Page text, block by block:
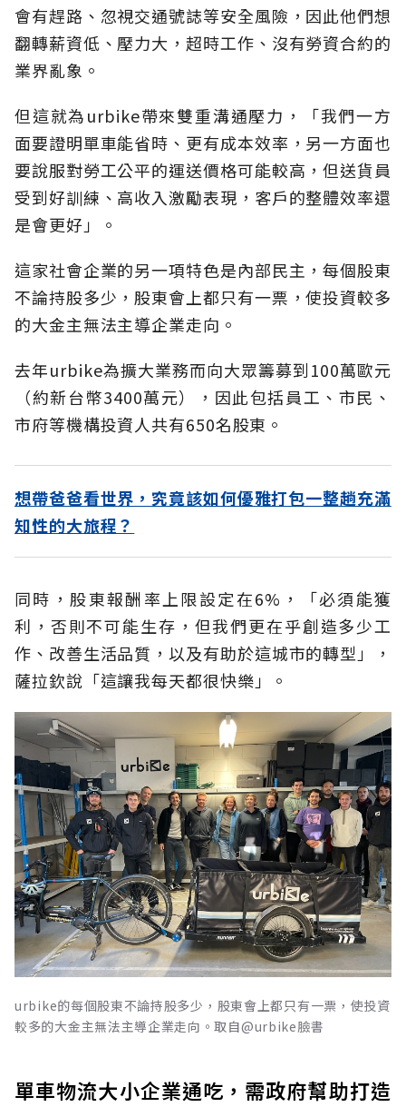
會有趕路、忽視交通號誌等安全風險，因此他們想
翻轉薪資低、壓力大，超時工作、沒有勞資合約的
業界亂象。
但這就為urbike帶來雙重溝通壓力，「我們一方
面要證明單車能省時、更有成本效率，另一方面也
要說服對勞工公平的運送價格可能較高，但送貨員
受到好訓練、高收入激勵表現，客戶的整體效率還
是會更好」。
這家社會企業的另一項特色是內部民主，每個股東
不論持股多少，股東會上都只有一票，使投資較多
的大金主無法主導企業走向。
去年urbike為擴大業務而向大眾籌募到100萬歐元
（約新台幣3400萬元），因此包括員工、市民、
市府等機構投資人共有650名股東。
想帶爸爸看世界，究竟該如何優雅打包一整趟充滿
知性的大旅程？
同時，股東報酬率上限設定在6%，「必須能獲
利，否則不可能生存，但我們更在乎創造多少工
作、改善生活品質，以及有助於這城市的轉型」，
薩拉欽說「這讓我每天都很快樂」。
urbike的每個股東不論持股多少，股東會上都只有一票，使投資
較多的大金主無法主導企業走向。取自@urbike臉書
單車物流大小企業通吃，需政府幫助打造